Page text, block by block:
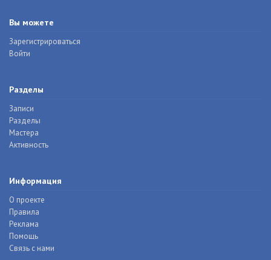
Вы можете
Зарегистрироваться
Войти
Разделы
Записи
Разделы
Мастера
Активность
Информация
О проекте
Правила
Реклама
Помощь
Связь с нами